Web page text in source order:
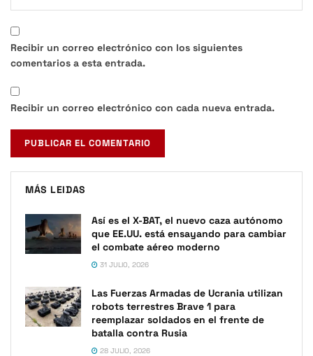
Recibir un correo electrónico con los siguientes
comentarios a esta entrada.
Recibir un correo electrónico con cada nueva entrada.
MÁS LEIDAS
Así es el X-BAT, el nuevo caza autónomo
que EE.UU. está ensayando para cambiar
el combate aéreo moderno
31 JULIO, 2026
Las Fuerzas Armadas de Ucrania utilizan
robots terrestres Brave 1 para
reemplazar soldados en el frente de
batalla contra Rusia
28 JULIO, 2026